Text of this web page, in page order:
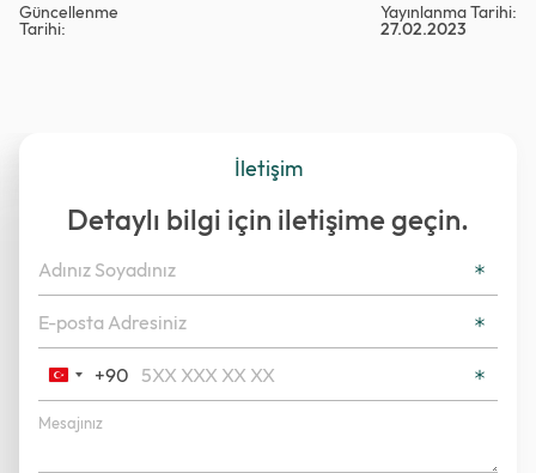
Güncellenme
Tarihi:
Yayınlanma Tarihi:
27.02.2023
İletişim
Detaylı bilgi için iletişime geçin.
Turkey
+90
+90